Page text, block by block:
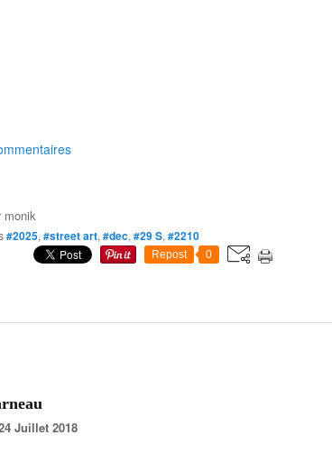
monik
#2025, #street art, #dec, #29 S, #2210
Repost 0
Juillet 2018